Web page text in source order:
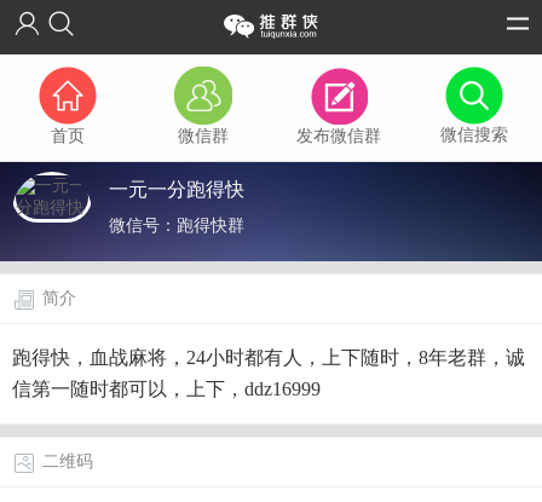
首页 微信群 发布微信群 微信搜索
一元一分跑得快
微信号： 跑得快群
简介
跑得快，血战麻将，24小时都有人，上下随时，8年老群，诚
信第一随时都可以，上下，ddz16999
二维码